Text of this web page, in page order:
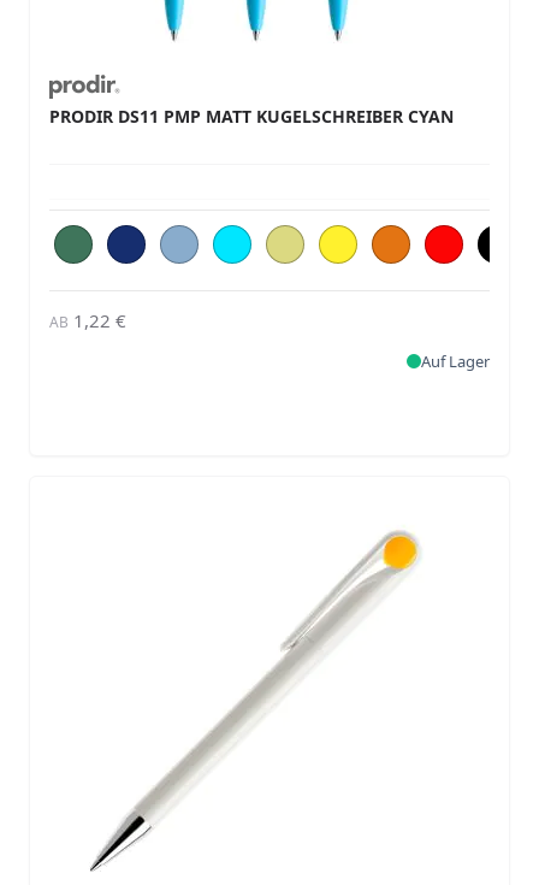
PRODIR DS11 PMP MATT KUGELSCHREIBER CYAN
AB 1,22 €
Auf Lager